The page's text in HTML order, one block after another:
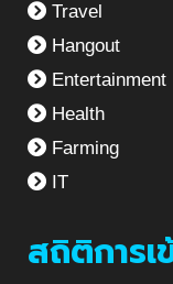
Travel
Hangout
Entertainment
Health
Farming
IT
สถิติการเ